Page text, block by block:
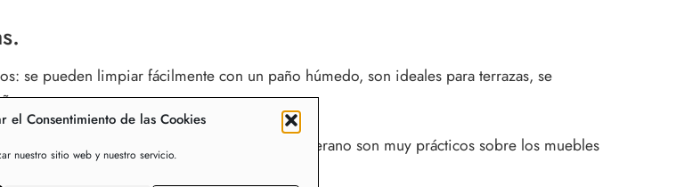
el Consentimiento de las Cookies
nuestro sitio web y nuestro servicio.
se pueden limpiar fácilmente con un paño húmedo, son ideales para terrazas, se
colada de manteles cada semana. En verano son muy prácticos sobre los muebles
y cocina.